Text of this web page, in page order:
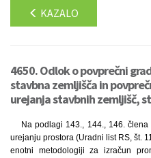
KAZALO
4650. Odlok o povprečni
stavbna zemljišča in
urejanja stavbnih zemljišč,
Na podlagi 143., 144., 146.
urejanju prostora (Uradni list RS, št.
enotni metodologiji za izračun